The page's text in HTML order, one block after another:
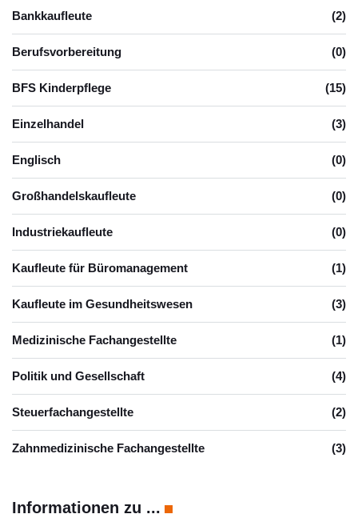
Bankkaufleute (2)
Berufsvorbereitung (0)
BFS Kinderpflege (15)
Einzelhandel (3)
Englisch (0)
Großhandelskaufleute (0)
Industriekaufleute (0)
Kaufleute für Büromanagement (1)
Kaufleute im Gesundheitswesen (3)
Medizinische Fachangestellte (1)
Politik und Gesellschaft (4)
Steuerfachangestellte (2)
Zahnmedizinische Fachangestellte (3)
Informationen zu ...